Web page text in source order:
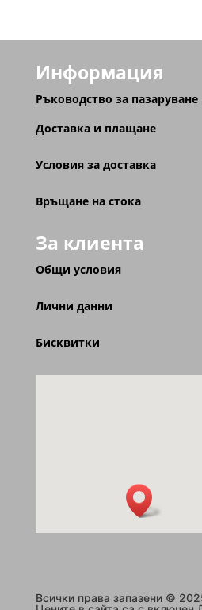
Информация
Ръководство за пазаруване
Доставка и плащане
Условия за доставка
Връщане на стока
За клиента
Общи условия
Лични данни
Бисквитки
Всички права запазени ©